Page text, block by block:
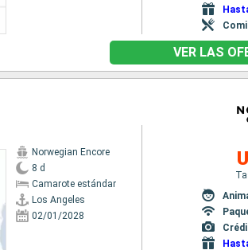
VER LAS
Norwegian Encore
8 d
Camarote estándar
Los Angeles
02/01/2028